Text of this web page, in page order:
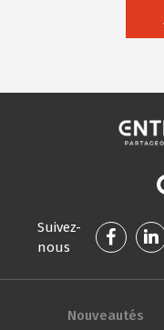
Suivez-
nous
Nouveautés